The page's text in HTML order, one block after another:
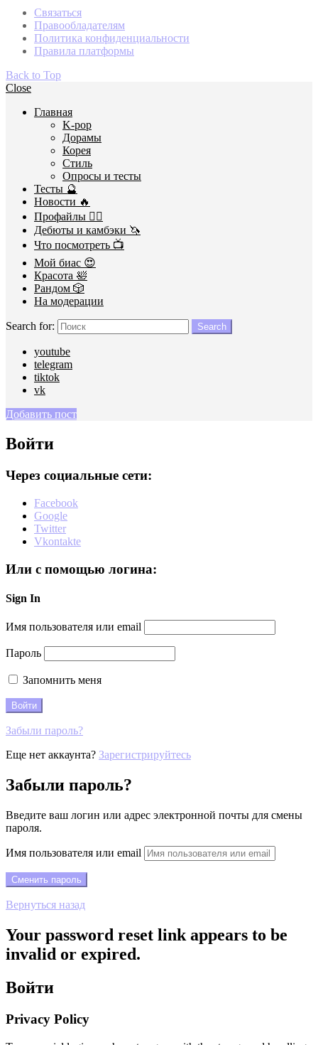
Связаться
Правообладателям
Политика конфиденциальности
Правила платформы
Back to Top
Close
Главная
K-pop
Дорамы
Корея
Стиль
Опросы и тесты
Тесты 🔮
Новости 🔥
Профайлы 🕵️‍♀️
Дебюты и камбэки 🦄
Что посмотреть 📺
Мой биас 😍
Красота 🛀
Рандом 🎲
На модерации
Search for: Search
youtube
telegram
tiktok
vk
Добавить пост
Войти
Через социальные сети:
Facebook
Google
Twitter
Vkontakte
Или с помощью логина:
Sign In
Имя пользователя или email
Пароль
Запомнить меня
Забыли пароль?
Еще нет аккаунта? Зарегистрируйтесь
Забыли пароль?
Введите ваш логин или адрес электронной почты для смены
пароля.
Имя пользователя или email
Вернуться назад
Your password reset link appears to be
invalid or expired.
Войти
Privacy Policy